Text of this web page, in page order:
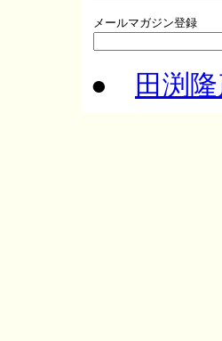
メールマガジン登録
● 田渕